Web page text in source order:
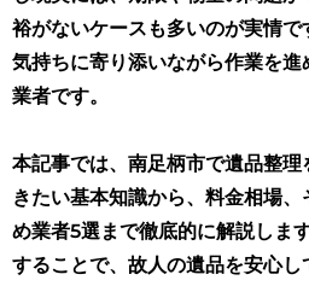
裕がないケースも多いのが実情
気持ちに寄り添いながら作業を
業者です。
本記事では、南足柄市で遺品整
きたい基本知識から、料金相場
め業者5選まで徹底的に解説しま
することで、故人の遺品を安心